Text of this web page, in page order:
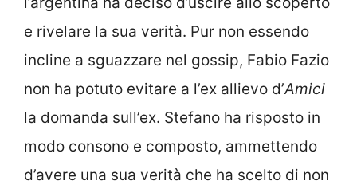
e rivelare la sua verità. Pur non essendo
incline a sguazzare nel gossip, Fabio Fazio
non ha potuto evitare a l’ex allievo d’Amici
la domanda sull’ex. Stefano ha risposto in
modo consono e composto, ammettendo
d’avere una sua verità che ha scelto di non